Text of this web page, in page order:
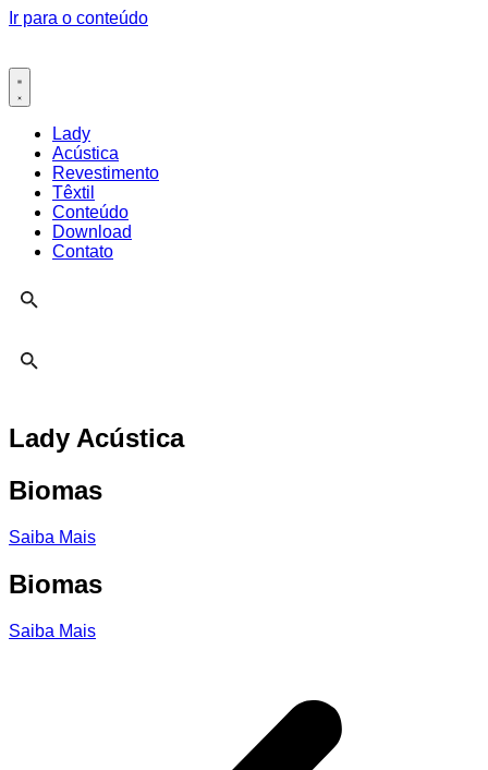
Ir para o conteúdo
Lady
Acústica
Revestimento
Têxtil
Conteúdo
Download
Contato
Lady Acústica
Biomas
Saiba Mais
Biomas
Saiba Mais